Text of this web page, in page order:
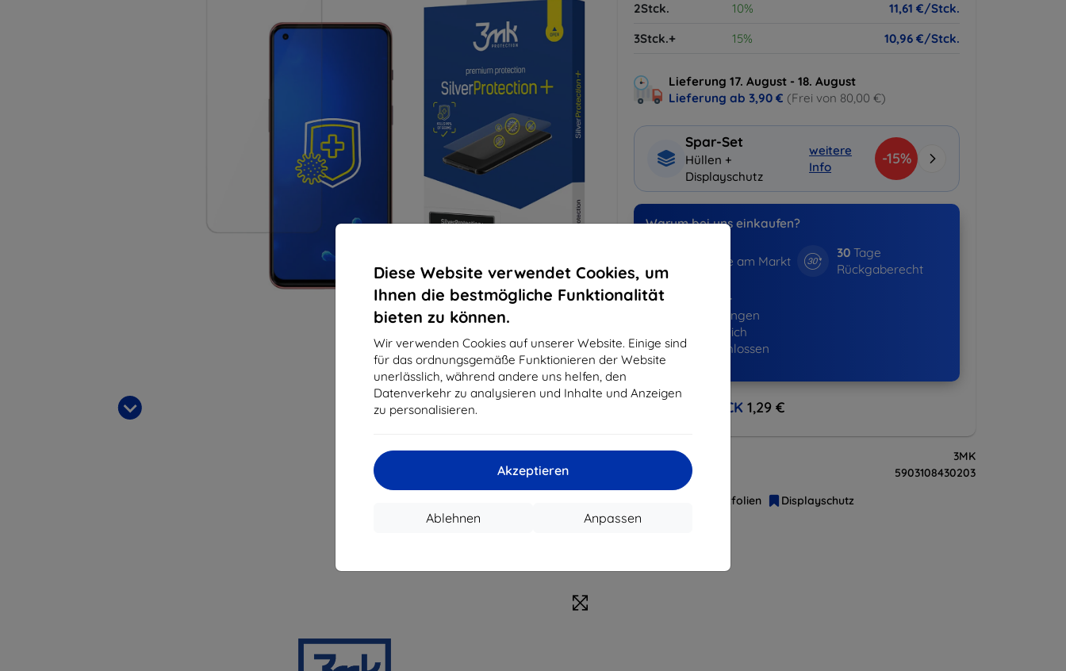
Diese Website verwendet Cookies, um
Ihnen die bestmögliche Funktionalität
bieten zu können.
Wir verwenden Cookies auf unserer Website. Einige sind
für das ordnungsgemäße Funktionieren der Website
unerlässlich, während andere uns helfen, den
Datenverkehr zu analysieren und Inhalte und Anzeigen
zu personalisieren.
Akzeptieren
Anpassen
Ablehnen
2Stck.
10%
11,61 €/Stck.
3Stck.+
15% 10,96 €/Stck.
Lieferung 17. August - 18. August
Lieferung ab 3,90 € (Frei von 80,00 €)
Spar-Set
Hüllen +
Displayschutz
weitere
Info
-15%
Warum bei uns einkaufen?
Jahre am Markt
30Tage
Rückgaberecht
819522+
Bestellungen
erfolgreich
abgeschlossen
CASHBACK 1,29 €
3MK
5903108430203
Schutzfolien Displayschutz